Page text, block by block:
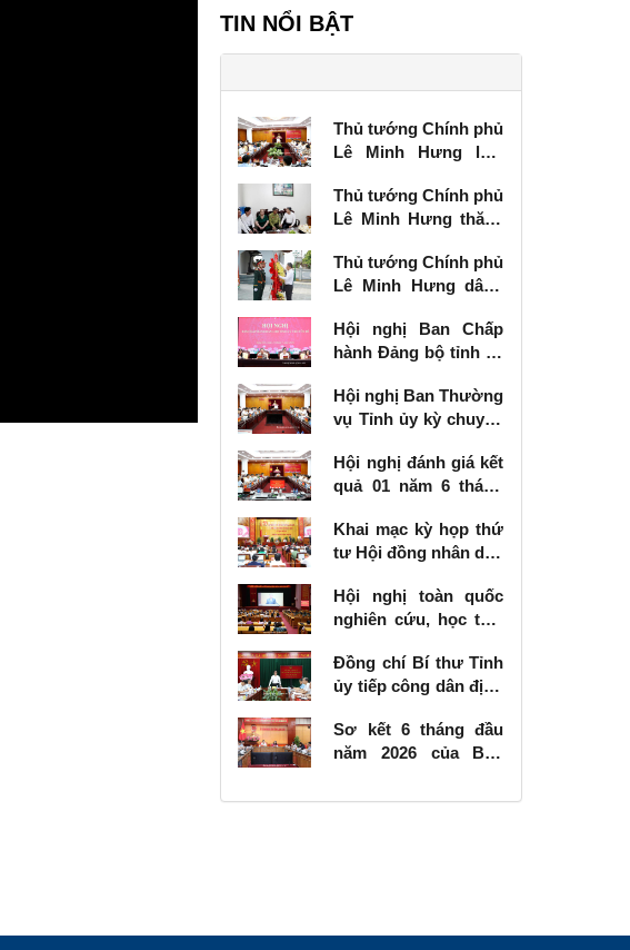
TIN NỔI BẬT
Thủ tướng Chính phủ
Lê Minh Hưng làm
vụ Tỉnh ủy Lạng Sơn
Thủ tướng Chính phủ
Lê Minh Hưng thăm,
binh tại Lạng Sơn
Thủ tướng Chính phủ
Lê Minh Hưng dâng
các Anh hùng liệt sĩ
tại Lạng Sơn
Hội nghị Ban Chấp
hành Đảng bộ tỉnh kỳ
Hội nghị Ban Thường
vụ Tỉnh ủy kỳ chuyên
Hội nghị đánh giá kết
quả 01 năm 6 tháng
số 57-NQ/TW
Khai mạc kỳ họp thứ
tư Hội đồng nhân dân
kỳ 2026 - 2031
Hội nghị toàn quốc
nghiên cứu, học tập,
khai thực hiện Nghị
quyết số 10-NQ/TW
phát triển kinh tế có
vốn đầu tư nước
Đồng chí Bí thư Tỉnh
ủy tiếp công dân định
Sơ kết 6 tháng đầu
năm 2026 của Ban
các công trình, dự án